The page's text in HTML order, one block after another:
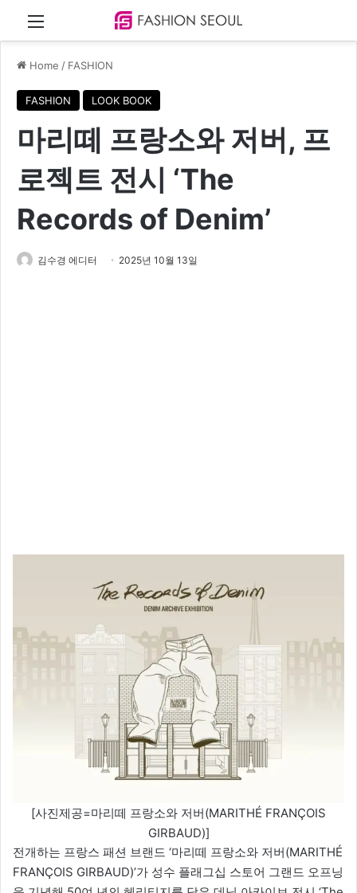
Menu
Home / FASHION
FASHION LOOK BOOK
마리떼 프랑소와 저버, 프
로젝트 전시 ‘The
Records of Denim’
김수경 에디터 2025년 10월 13일
[사진제공=마리떼 프랑소와 저버(MARITHÉ FRANÇOIS
GIRBAUD)]
전개하는 프랑스 패션 브랜드 ‘마리떼 프랑소와 저버(MARITHÉ
FRANÇOIS GIRBAUD)’가 성수 플래그십 스토어 그랜드 오프닝